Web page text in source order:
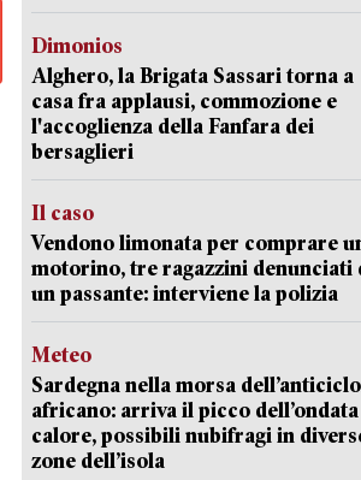
Dimonios
Alghero, la Brigata Sassari torna a
casa fra applausi, commozione e
l'accoglienza della Fanfara dei
bersaglieri
Il caso
Vendono limonata per comprare
motorino, tre ragazzini denunciati
un passante: interviene la polizia
Meteo
Sardegna nella morsa
africano: arriva il picco
calore, possibili nubifragi in
zone dell’isola